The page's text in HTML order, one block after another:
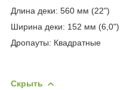
Длина деки: 560 мм (22")
Ширина деки: 152 мм (6,0")
Дропауты: Квадратные
Скрыть